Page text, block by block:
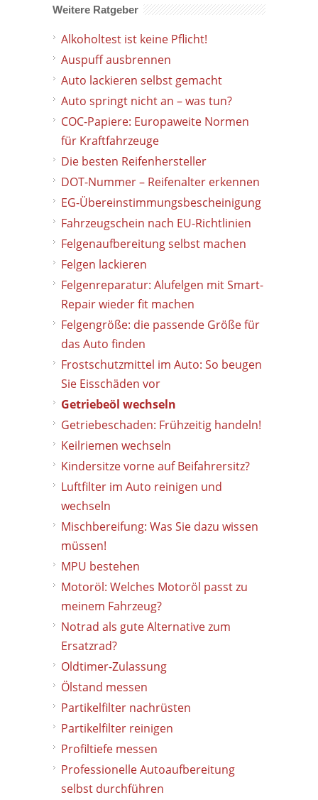
Weitere Ratgeber
Alkoholtest ist keine Pflicht!
Auspuff ausbrennen
Auto lackieren selbst gemacht
Auto springt nicht an – was tun?
COC-Papiere: Europaweite Normen
für Kraftfahrzeuge
Die besten Reifenhersteller
DOT-Nummer – Reifenalter erkennen
EG-Übereinstimmungsbescheinigung
Fahrzeugschein nach EU-Richtlinien
Felgenaufbereitung selbst machen
Felgen lackieren
Felgenreparatur: Alufelgen mit Smart-
Repair wieder fit machen
Felgengröße: die passende Größe für
das Auto finden
Frostschutzmittel im Auto: So beugen
Sie Eisschäden vor
Getriebeöl wechseln
Getriebeschaden: Frühzeitig handeln!
Keilriemen wechseln
Kindersitze vorne auf Beifahrersitz?
Luftfilter im Auto reinigen und
wechseln
Mischbereifung: Was Sie dazu wissen
müssen!
MPU bestehen
Motoröl: Welches Motoröl passt zu
meinem Fahrzeug?
Notrad als gute Alternative zum
Ersatzrad?
Oldtimer-Zulassung
Ölstand messen
Partikelfilter nachrüsten
Partikelfilter reinigen
Profiltiefe messen
Professionelle Autoaufbereitung
selbst durchführen